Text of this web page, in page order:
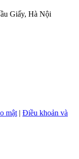
Giấy, Hà Nội
mật | Điều khoản và